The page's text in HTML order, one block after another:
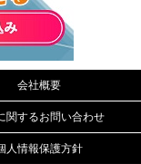
会社概要
関するお問い合わせ
人情報保護方針